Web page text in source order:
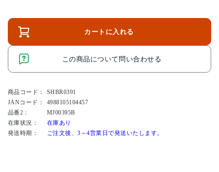
カートに入れる
この商品について問い合わせる
商品コード：
SHBR0391
JANコード：
4988105104457
品番2：
MJ00395B
在庫状況：
在庫あり
発送時期：
ご注文後、3～4営業日で発送いたします。